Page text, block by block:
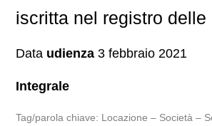
iscritta nel registro delle
Data udienza 3 febbraio 2021
Integrale
Tag/parola chiave: Locazione – Società –